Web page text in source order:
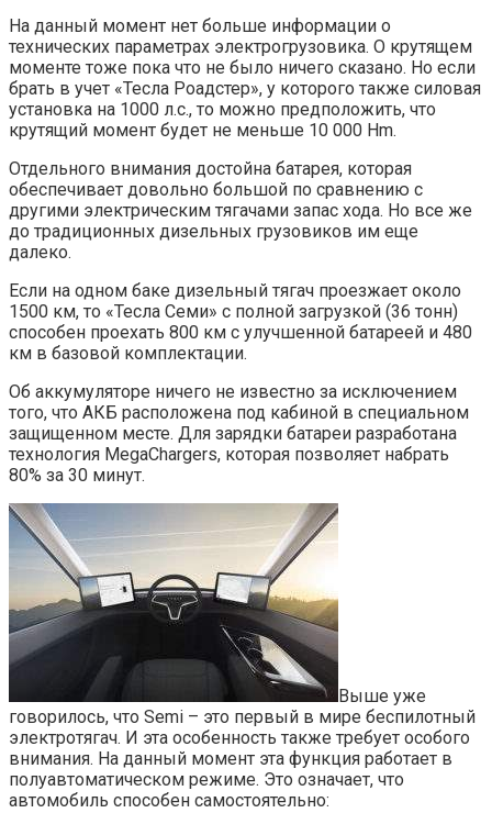
На данный момент нет больше информации о
технических параметрах электрогрузовика. О крутящем
моменте тоже пока что не было ничего сказано. Но если
брать в учет «Тесла Роадстер», у которого также силовая
установка на 1000 л.с., то можно предположить, что
крутящий момент будет не меньше 10 000 Hm.
Отдельного внимания достойна батарея, которая
обеспечивает довольно большой по сравнению с
другими электрическим тягачами запас хода. Но все же
до традиционных дизельных грузовиков им еще
далеко.
Если на одном баке дизельный тягач проезжает около
1500 км, то «Тесла Семи» с полной загрузкой (36 тонн)
способен проехать 800 км с улучшенной батареей и 480
км в базовой комплектации.
Об аккумуляторе ничего не известно за исключением
того, что АКБ расположена под кабиной в специальном
защищенном месте. Для зарядки батареи разработана
технология MegaChargers, которая позволяет набрать
80% за 30 минут.
Выше уже
говорилось, что Semi – это первый в мире беспилотный
электротягач. И эта особенность также требует особого
внимания. На данный момент эта функция работает в
полуавтоматическом режиме. Это означает, что
автомобиль способен самостоятельно: